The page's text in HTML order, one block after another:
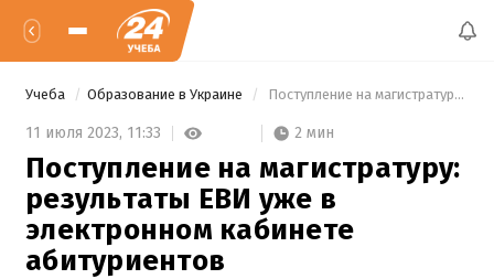
Учеба Образование в Украине Поступление на магистратуру: результаты ЕВИ уже в электронном кабинете абитуриентов
11 июля 2023, 11:33 2 мин
Поступление на магистратуру:
результаты ЕВИ уже в
электронном кабинете
абитуриентов